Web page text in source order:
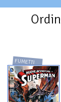
FUMETTI